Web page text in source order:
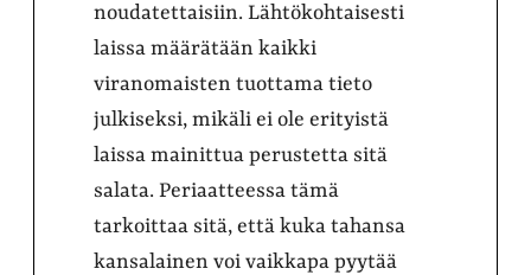
noudatettaisiin. Lähtökohtaisesti
laissa määrätään kaikki
viranomaisten tuottama tieto
julkiseksi, mikäli ei ole erityistä
laissa mainittua perustetta sitä
salata. Periaatteessa tämä
tarkoittaa sitä, että kuka tahansa
kansalainen voi vaikkapa pyytää